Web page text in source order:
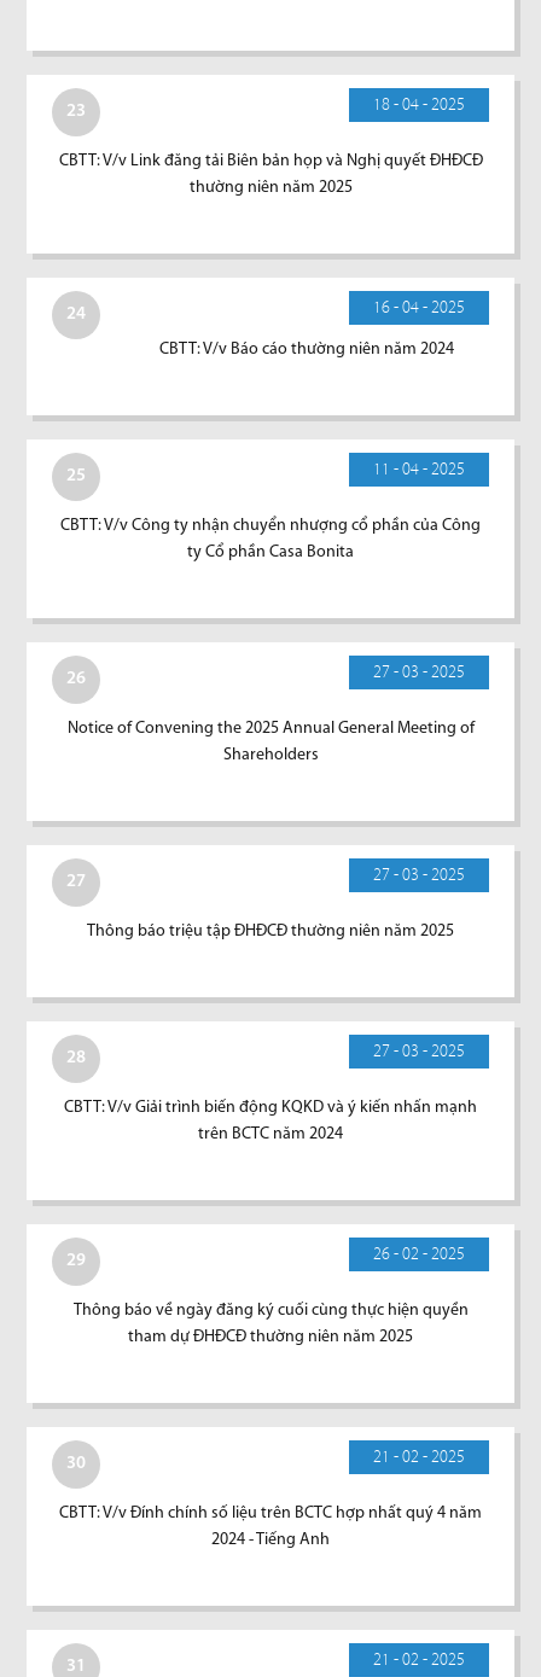
23 18 - 04 - 2025
CBTT: V/v Link đăng tải Biên bản họp và Nghị quyết ĐHĐCĐ
thường niên năm 2025
24 16 - 04 - 2025
CBTT: V/v Báo cáo thường niên năm 2024
25 11 - 04 - 2025
CBTT: V/v Công ty nhận chuyển nhượng cổ phần của Công
ty Cổ phần Casa Bonita
26 27 - 03 - 2025
Notice of Convening the 2025 Annual General Meeting of
Shareholders
27 27 - 03 - 2025
Thông báo triệu tập ĐHĐCĐ thường niên năm 2025
28 27 - 03 - 2025
CBTT: V/v Giải trình biến động KQKD và ý kiến nhấn mạnh
trên BCTC năm 2024
29 26 - 02 - 2025
Thông báo về ngày đăng ký cuối cùng thực hiện quyền
tham dự ĐHĐCĐ thường niên năm 2025
30 21 - 02 - 2025
CBTT: V/v Đính chính số liệu trên BCTC hợp nhất quý 4 năm
2024 - Tiếng Anh
31 21 - 02 - 2025